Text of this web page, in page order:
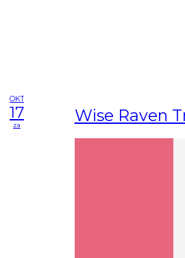
OKT
17
za Wise Raven